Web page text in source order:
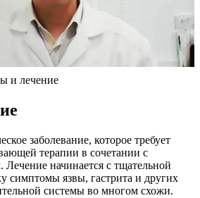
и лечение
заболевание, которое требует
терапии в сочетании с
начинается с тщательной
симптомы язвы, гастрита и других
системы во многом схожи.